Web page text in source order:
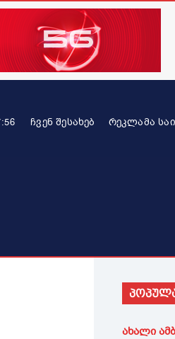
ᲩᲕᲔᲜ ᲨᲔᲡᲐᲮᲔᲑ ᲠᲔᲙᲚᲐᲛᲐ
ახალი